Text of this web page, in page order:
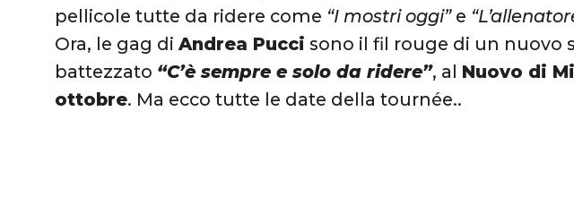
pellicole tutte da ridere come “I mostri oggi”e
Ora, le gag diAndrea Pucci sono il fil rouge di un nuovo
battezzato “C’è sempre e solo da ridere”, al Nuovo di
ottobre. Ma ecco tutte le date della tournée..